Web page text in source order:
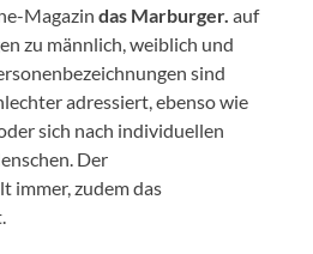
Magazin das Marburger. auf
zu männlich, weiblich und
sind
adressiert, ebenso wie
sich nach individuellen
Der
immer, zudem das